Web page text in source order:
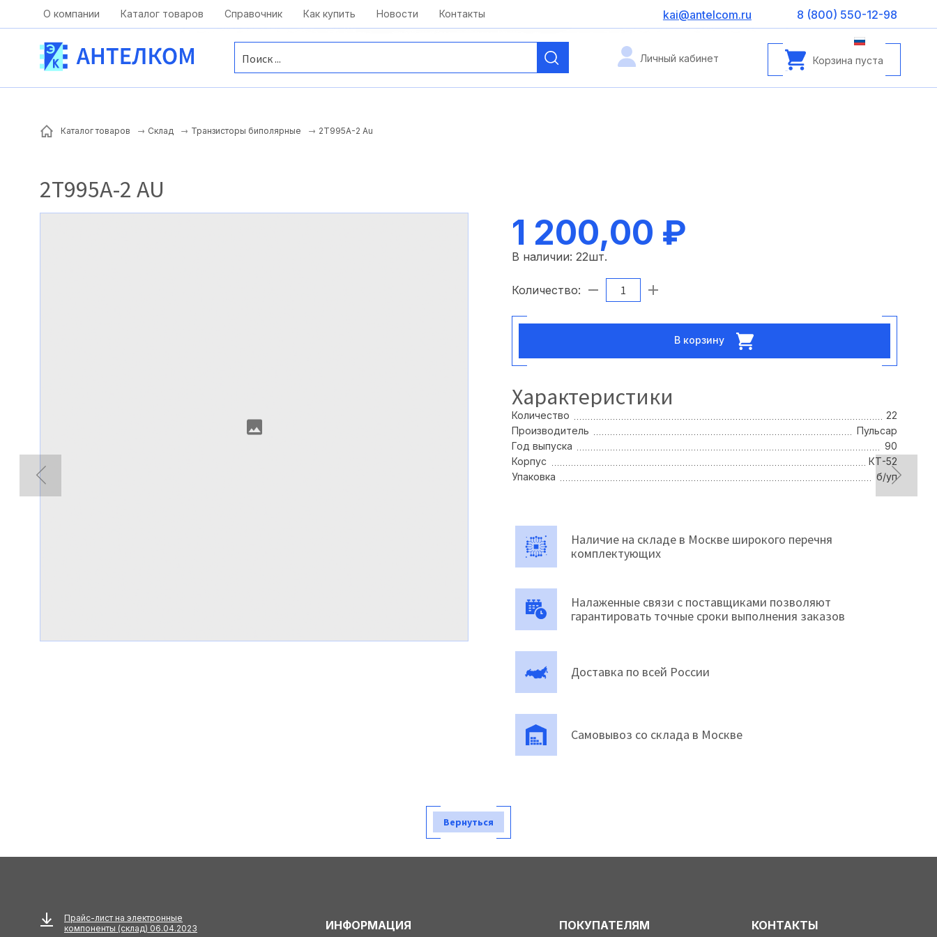
kai@antelcom.ru
Москва, ул. Московская, д.1 офис 1 c 08:00 до 20:00
О компании Каталог товаров Справочник Как купить Новости Контакты 8 (800) 550-12-98
kai@antelcom.ru
Корзина пуста
Личный кабинет
Каталог товаров Склад Транзисторы биполярные 2Т995А-2 Au
2Т995А-2 AU
1 200,00 ₽
В наличии: 22шт.
Количество:
В корзину
Характеристики
Количество
22
Производитель
Пульсар
Год выпуска
90
Корпус
КТ-52
Упаковка
б/уп
Наличие на складе в Москве широкого перечня
комплектующих
Налаженные связи с поставщиками позволяют
гарантировать точные сроки выполнения заказов
Доставка по всей России
Самовывоз со склада в Москве
Вернуться
Прайс-лист на электронные
компоненты (склад) 06.04.2023
ИНФОРМАЦИЯ ПОКУПАТЕЛЯМ КОНТАКТЫ